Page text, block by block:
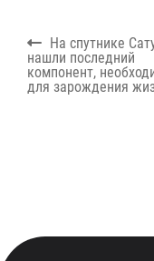
Навигация
по
записям
Previous
post:
На спутнике
нашли последний
компонент,
для зарождения